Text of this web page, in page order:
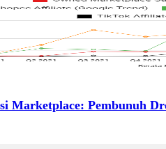
Marketplace: Pembunuh